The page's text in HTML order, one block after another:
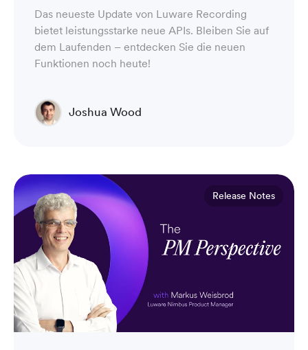
Das neueste Update von Luware Recording
bietet leistungsstarke neue APIs. Bleiben Sie auf
dem Laufenden – entdecken Sie die neuen
Funktionen noch heute!
Joshua Wood
Release Notes